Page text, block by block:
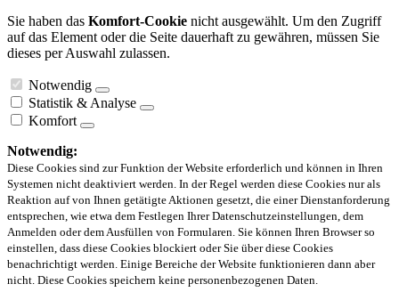
Sie haben das Komfort-Cookie nicht ausgewählt. Um den Zugriff
auf das Element oder die Seite dauerhaft zu gewähren, müssen Sie
dieses per Auswahl zulassen.
Notwendig
Statistik & Analyse
Komfort
Notwendig:
Diese Cookies sind zur Funktion der Website erforderlich und können in Ihren
Systemen nicht deaktiviert werden. In der Regel werden diese Cookies nur als
Reaktion auf von Ihnen getätigte Aktionen gesetzt, die einer Dienstanforderung
entsprechen, wie etwa dem Festlegen Ihrer Datenschutzeinstellungen, dem
Anmelden oder dem Ausfüllen von Formularen. Sie können Ihren Browser so
einstellen, dass diese Cookies blockiert oder Sie über diese Cookies
benachrichtigt werden. Einige Bereiche der Website funktionieren dann aber
nicht. Diese Cookies speichern keine personenbezogenen Daten.